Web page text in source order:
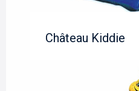
Château Kiddie